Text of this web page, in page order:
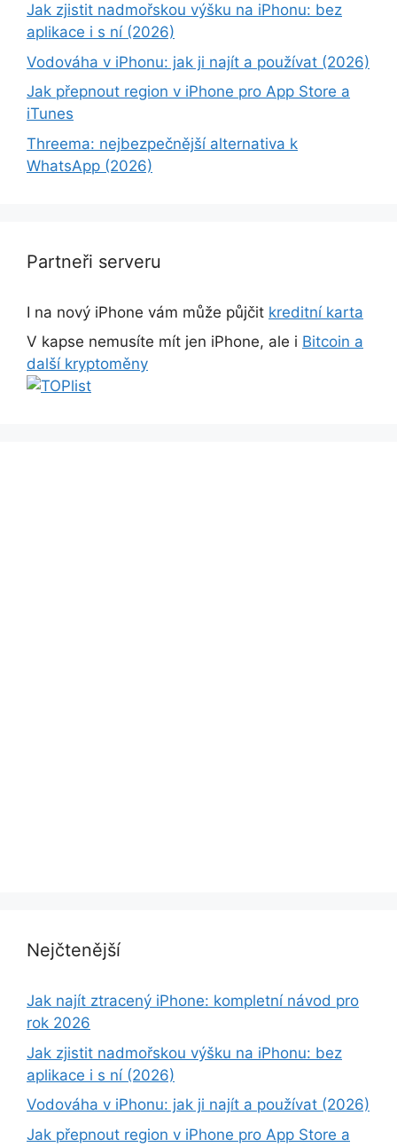
Jak zjistit nadmořskou výšku na iPhonu: bez
aplikace i s ní (2026)
Vodováha v iPhonu: jak ji najít a používat (2026)
Jak přepnout region v iPhone pro App Store a
iTunes
Threema: nejbezpečnější alternativa k
WhatsApp (2026)
Partneři serveru
I na nový iPhone vám může půjčit kreditní karta
V kapse nemusíte mít jen iPhone, ale i Bitcoin a
další kryptoměny
Nejčtenější
Jak najít ztracený iPhone: kompletní návod pro
rok 2026
Jak zjistit nadmořskou výšku na iPhonu: bez
aplikace i s ní (2026)
Vodováha v iPhonu: jak ji najít a používat (2026)
Jak přepnout region v iPhone pro App Store a